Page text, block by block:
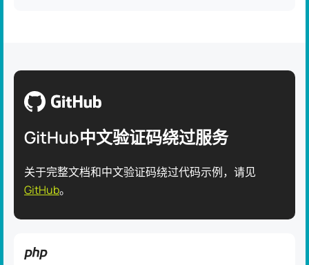
GitHub中文验证码绕过服务
关于完整文档和中文验证码绕过代码示例，请见
GitHub。